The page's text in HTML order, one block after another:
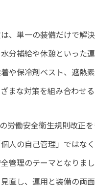
、単一の装備だけで解
水分補給や休憩といった
や保冷剤ベスト、遮熱
まな対策を組み合わせる
労働安全衛生規則改正
人の自己管理」ではな
管理のテーマとなりま
直し、運用と装備の両